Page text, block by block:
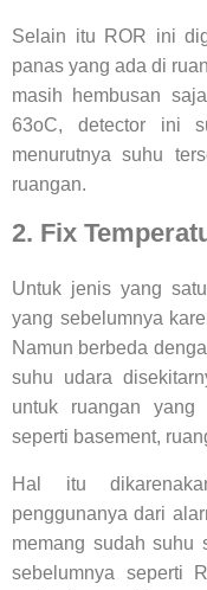
Selain itu ROR ini
panas yang ada di
masih hembusan
63oC, detector ini
menurutnya suhu
ruangan.
2. Fix
Untuk jenis yang
yang sebelumnya
Namun berbeda
suhu udara
untuk ruangan yang
seperti basement,
Hal itu
penggunanya dari
memang sudah suhu
sebelumnya seperti